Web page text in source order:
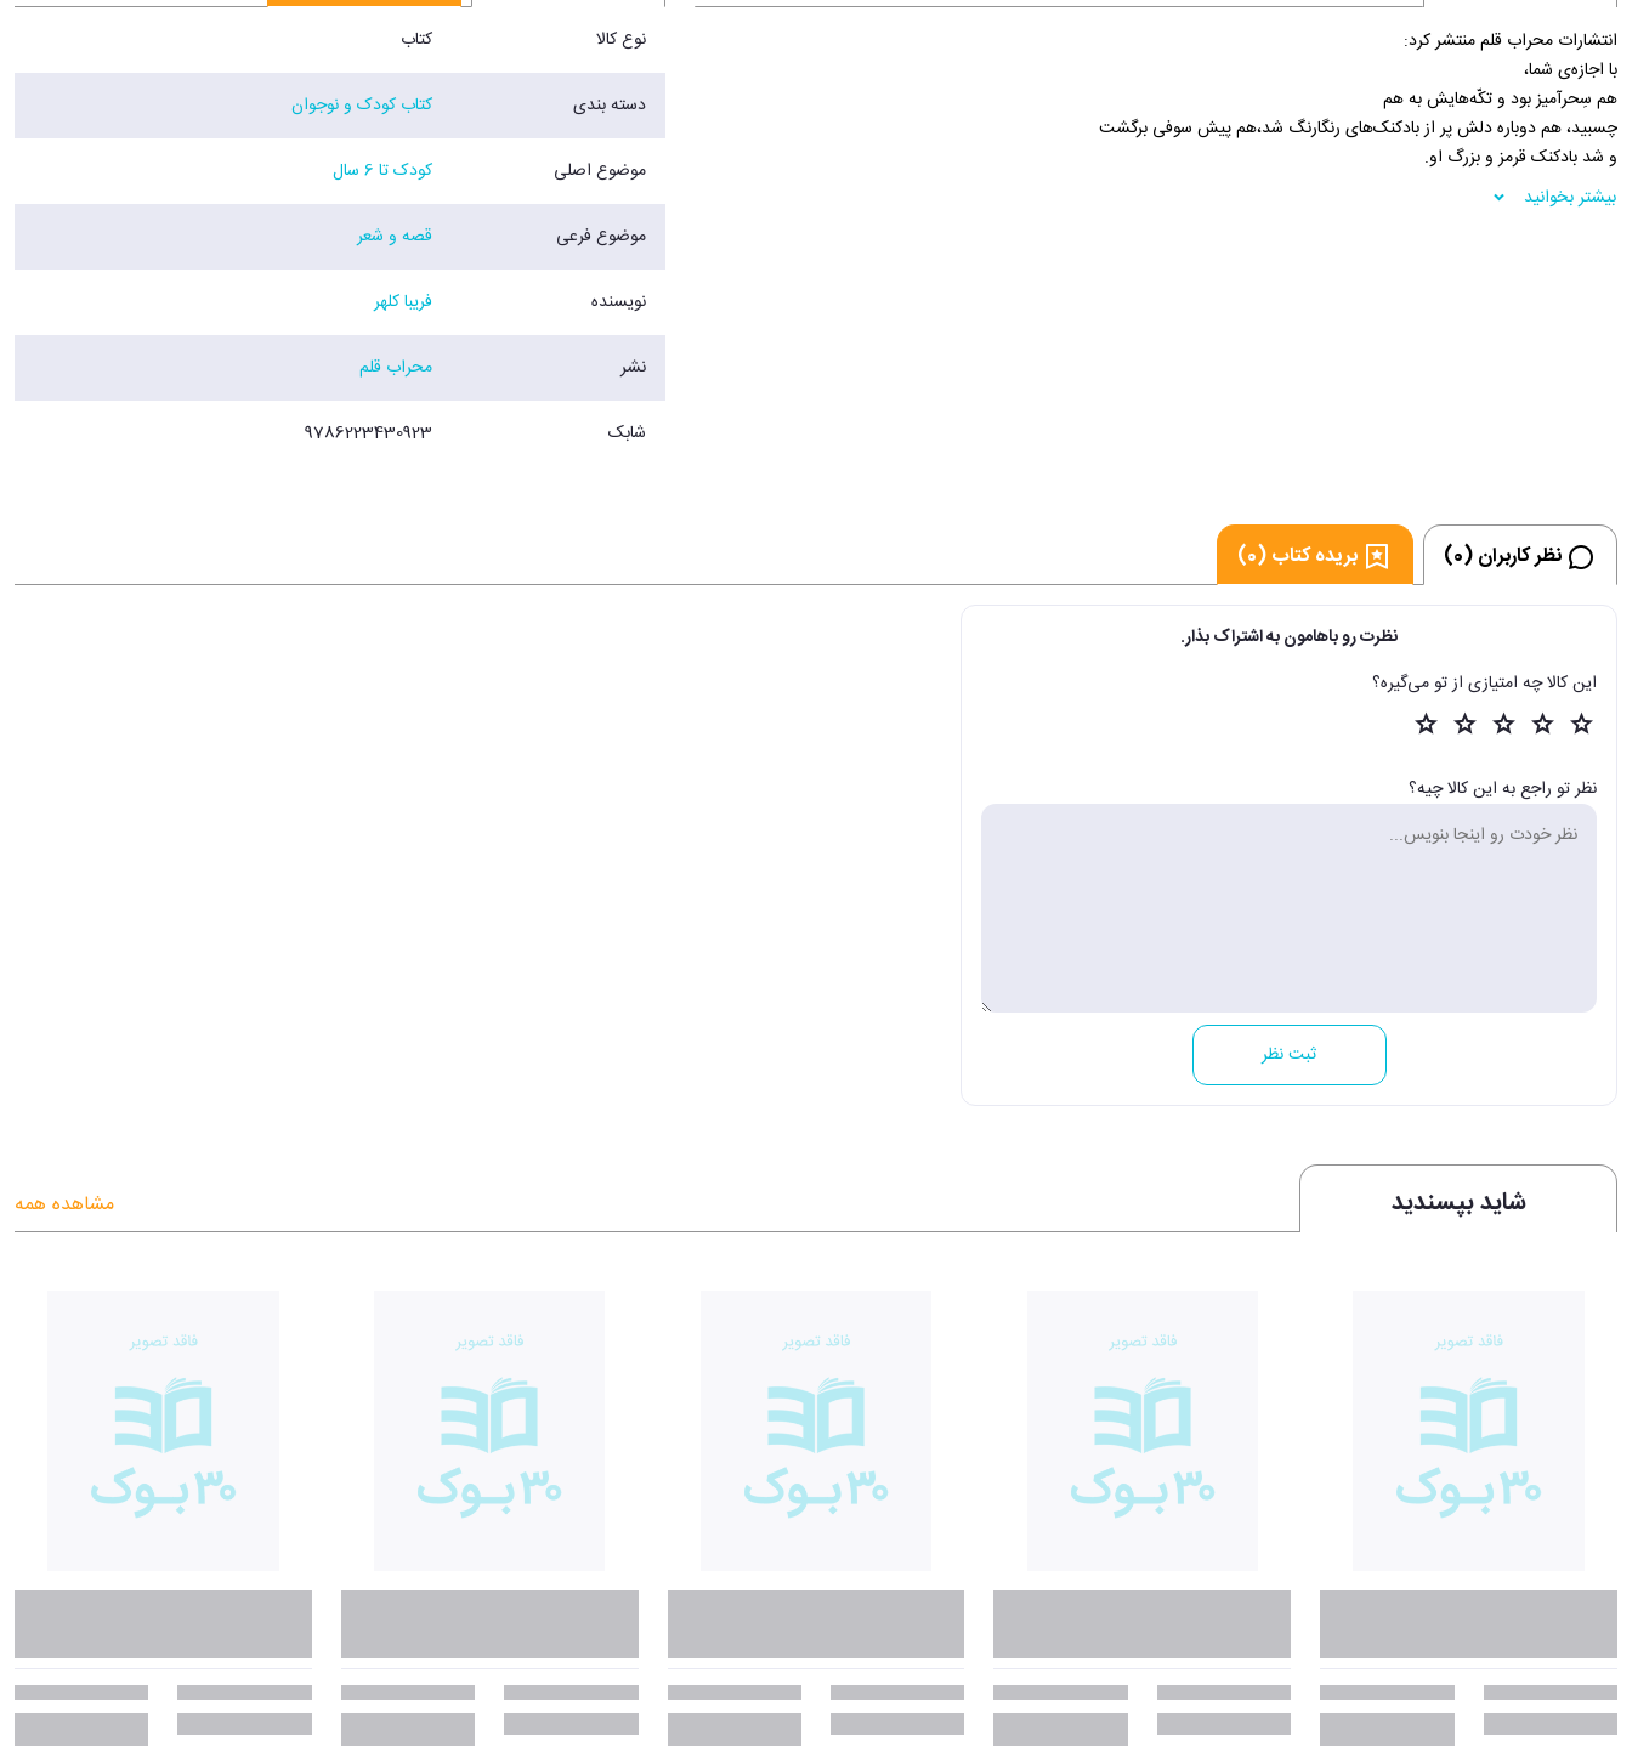
انتشارات محراب قلم منتشر کرد:
با اجازه‌ی شما،
هم سِحرآمیز بود و تکّه‌هایش به هم
چسبید، هم دوباره دلش پر از بادکنک‌های رنگارنگ شد،هم پیش سوفی برگشت
و شد بادکنک قرمز و بزرگ او.
فروشگاه اینترنتی 30بوک
بیشتر بخوانید
نوع کالا کتاب
دسته بندی کتاب کودک و نوجوان
موضوع اصلی کودک تا 6 سال
موضوع فرعی قصه و شعر
نویسنده فریبا کلهر
نشر محراب قلم
شابک 9786223430923
نظر کاربران (0) بریده کتاب (0)
نظرت رو باهامون به اشتراک بذار.
این کالا چه امتیازی از تو می‌گیره؟
نظر تو راجع به این کالا چیه؟
ثبت نظر
شاید بپسندید مشاهده همه